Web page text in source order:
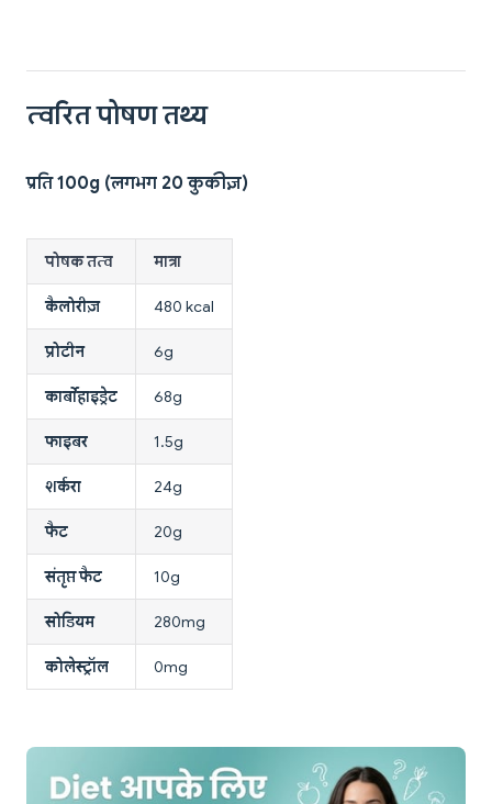
त्वरित पोषण तथ्य
प्रति 100g (लगभग 20 कुकीज़)
पोषक तत्व मात्रा
कैलोरीज़ 480 kcal
प्रोटीन 6g
कार्बोहाइड्रेट 68g
फाइबर 1.5g
शर्करा 24g
फैट 20g
संतृप्त फैट 10g
सोडियम 280mg
कोलेस्ट्रॉल 0mg